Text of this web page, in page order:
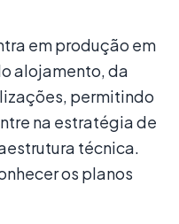
em produção em
alojamento, da
permitindo
na estratégia de
técnica.
os planos